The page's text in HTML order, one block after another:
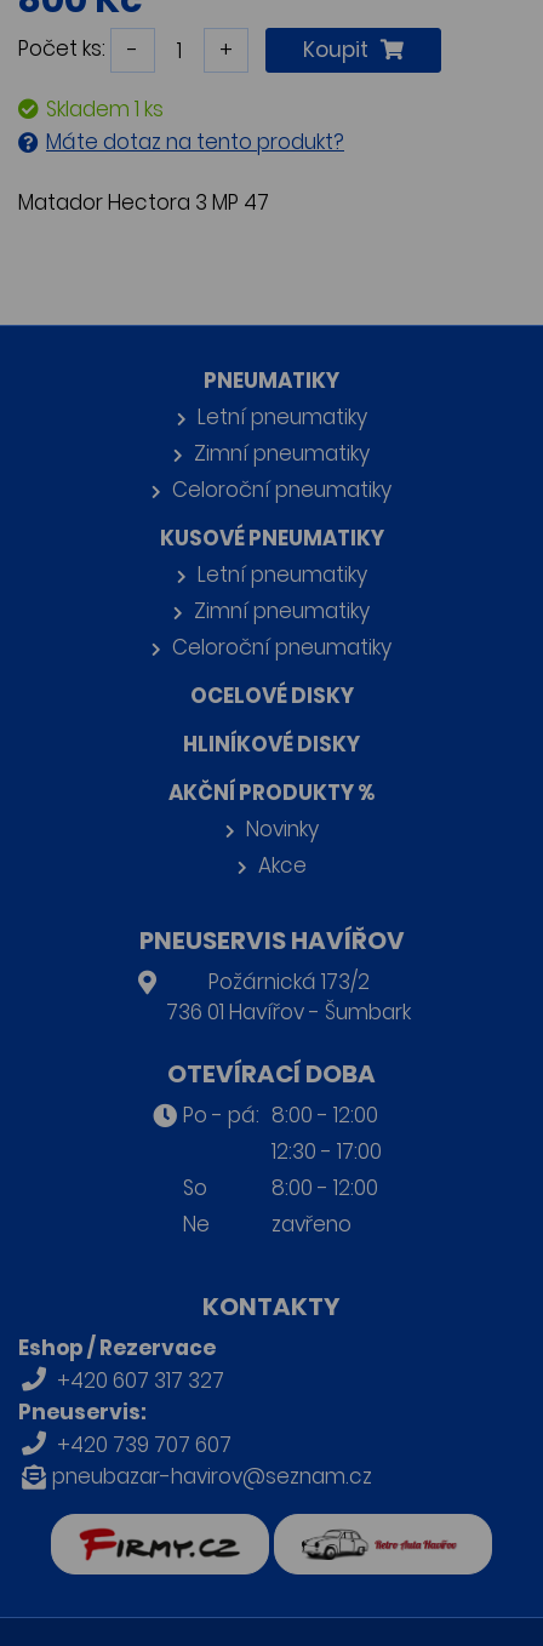
Počet ks: - + Koupit
Skladem 1 ks
Máte dotaz na tento produkt?
Matador Hectora 3 MP 47
PNEUMATIKY
Letní pneumatiky
Zimní pneumatiky
Celoroční pneumatiky
KUSOVÉ PNEUMATIKY
Letní pneumatiky
Zimní pneumatiky
Celoroční pneumatiky
OCELOVÉ DISKY
HLINÍKOVÉ DISKY
AKČNÍ PRODUKTY %
Novinky
Akce
PNEUSERVIS HAVÍŘOV
Požárnická 173/2
736 01 Havířov - Šumbark
OTEVÍRACÍ DOBA
Po - pá: 8:00 - 12:00
12:30 - 17:00
So
8:00 - 12:00
Ne
zavřeno
KONTAKTY
Eshop / Rezervace
+420 607 317 327
Pneuservis:
+420 739 707 607
pneubazar-havirov@seznam.cz
Retro auta Havířov